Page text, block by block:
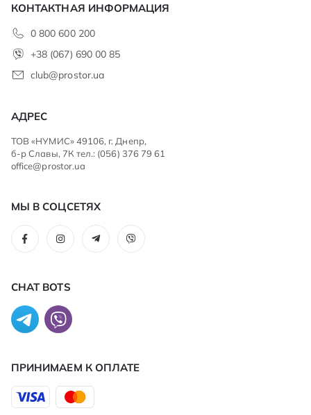
КОНТАКТНАЯ ИНФОРМАЦИЯ
0 800 600 200
+38 (067) 690 00 85
club@prostor.ua
АДРЕС
ТОВ «НУМИС» 49106, г. Днепр,
б-р Славы, 7К тел.: (056) 376 79 61
office@prostor.ua
МЫ В СОЦСЕТЯХ
CHAT BOTS
ПРИНИМАЕМ К ОПЛАТЕ